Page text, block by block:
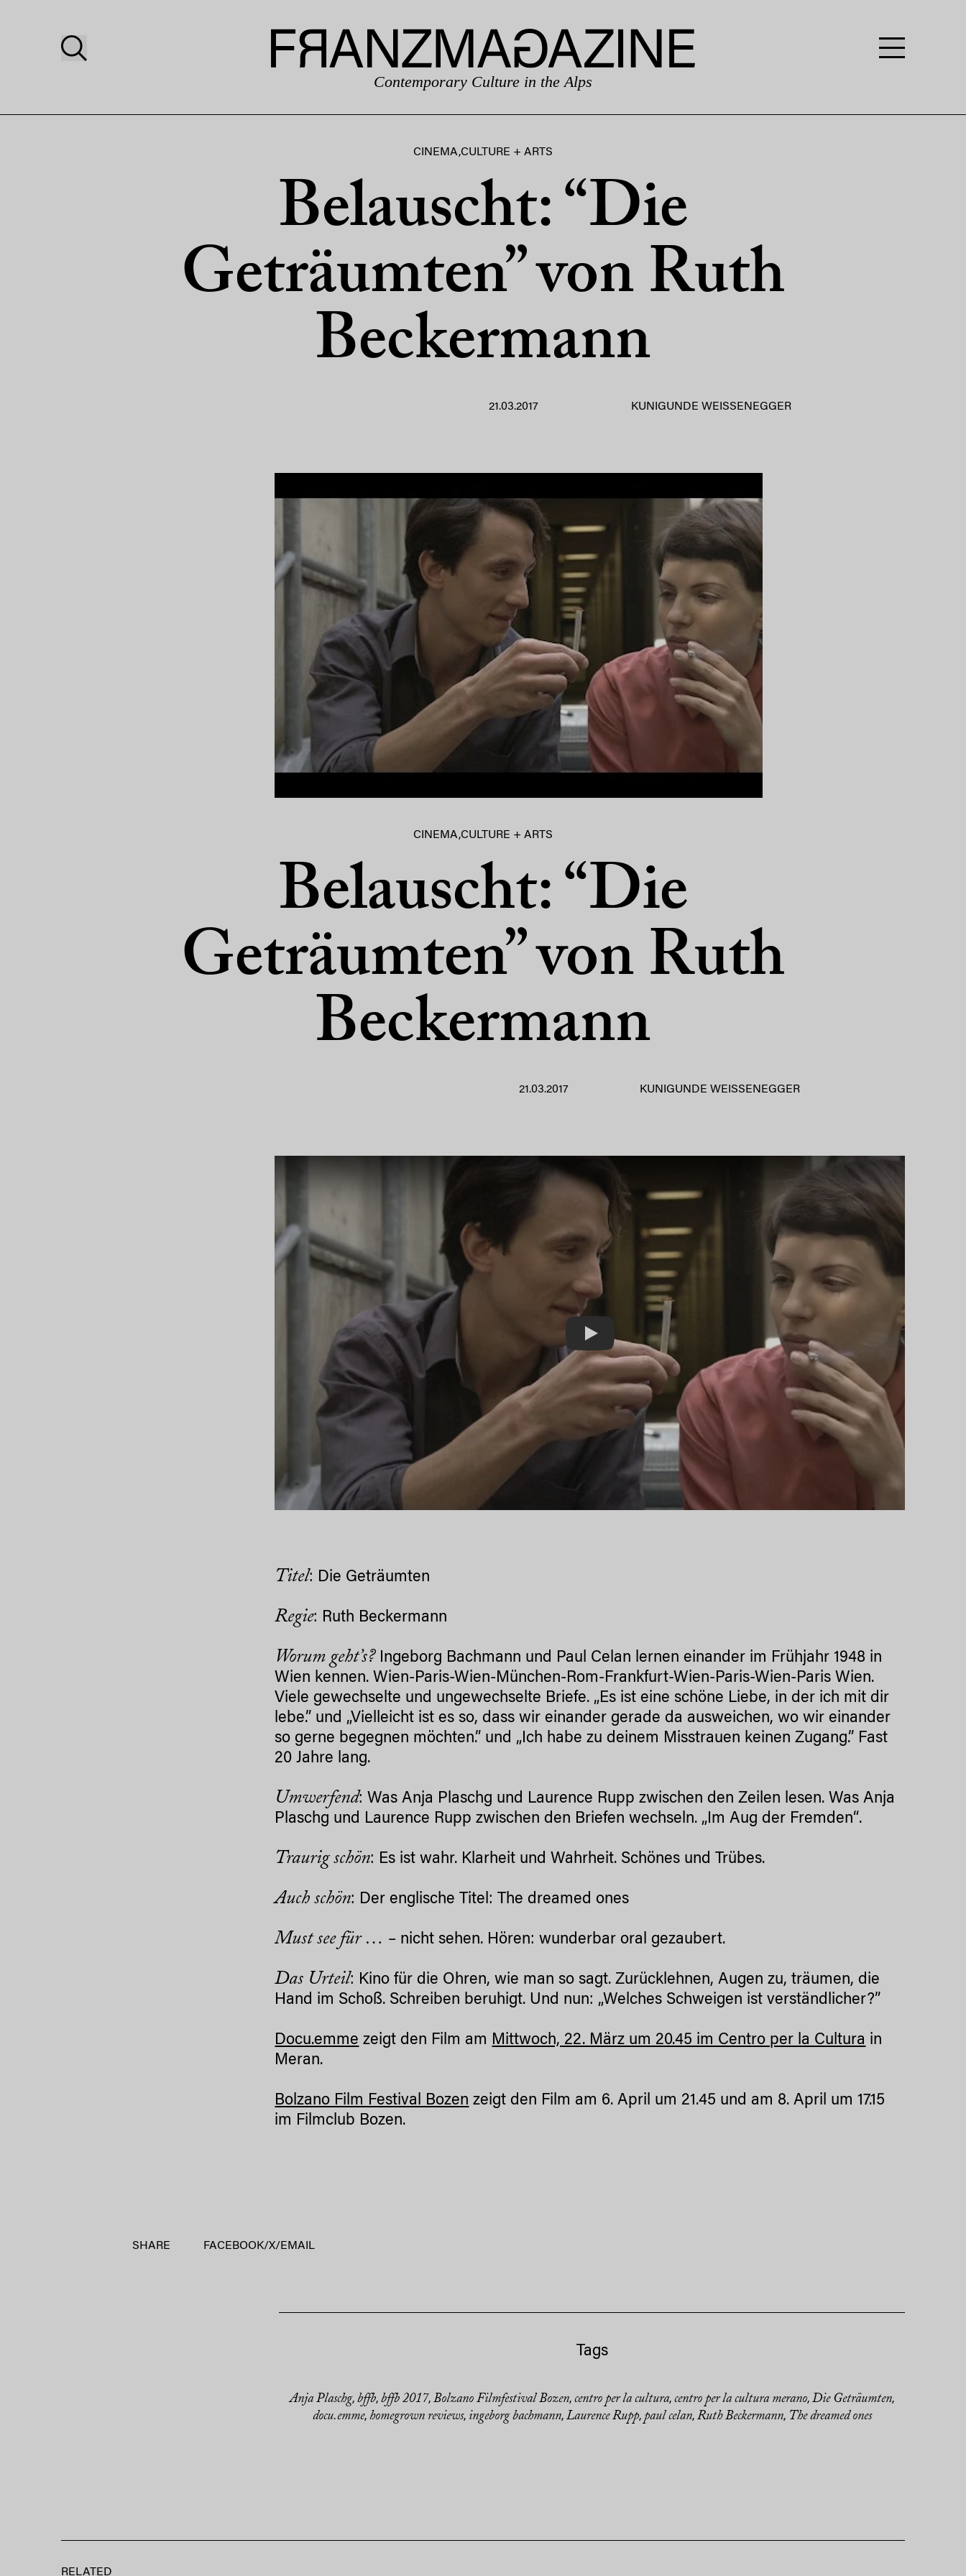
Contemporary Culture in the Alps
CINEMA,CULTURE + ARTS
Belauscht: “Die
Geträumten” von Ruth
Beckermann
21.03.2017 KUNIGUNDE WEISSENEGGER
CINEMA,CULTURE + ARTS
Belauscht: “Die
Geträumten” von Ruth
Beckermann
21.03.2017 KUNIGUNDE WEISSENEGGER
Play
Titel: Die Geträumten
Regie: Ruth Beckermann
Worum geht’s?Ingeborg Bachmann und Paul Celan lernen einander im Frühjahr 1948 in
Wien kennen. Wien-Paris-Wien-München-Rom-Frankfurt-Wien-Paris-Wien-Paris Wien.
Viele gewechselte und ungewechselte Briefe. „Es ist eine schöne Liebe, in der ich mit dir
lebe.” und „Vielleicht ist es so, dass wir einander gerade da ausweichen, wo wir einander
so gerne begegnen möchten.” und „Ich habe zu deinem Misstrauen keinen Zugang.” Fast
20 Jahre lang.
Umwerfend: Was Anja Plaschg und Laurence Rupp zwischen den Zeilen lesen. Was Anja
Plaschg und Laurence Rupp zwischen den Briefen wechseln. „Im Aug der Fremden“.
Traurig schön: Es ist wahr. Klarheit und Wahrheit. Schönes und Trübes.
Auch schön: Der englische Titel: The dreamed ones
Must see für … – nicht sehen. Hören: wunderbar oral gezaubert.
Das Urteil: Kino für die Ohren, wie man so sagt. Zurücklehnen, Augen zu, träumen, die
Hand im Schoß. Schreiben beruhigt. Und nun: „Welches Schweigen ist verständlicher?”
Docu.emme zeigt den Film am Mittwoch, 22. März um 20.45 im Centro per la Cultura in
Meran.
Bolzano Film Festival Bozen zeigt den Film am 6. April um 21.45 und am 8. April um 17.15
im Filmclub Bozen.
SHARE FACEBOOK/X/ EMAIL
Tags
Anja Plaschg, bffb, bffb 2017, Bolzano Filmfestival Bozen, centro per la cultura, centro per la cultura merano, Die Geträumten,
docu.emme, homegrown reviews, ingeborg bachmann, Laurence Rupp, paul celan, Ruth Beckermann, The dreamed ones
RELATED